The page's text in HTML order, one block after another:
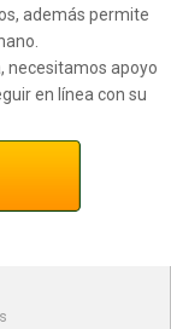
además permite
necesitamos apoyo
en línea con su